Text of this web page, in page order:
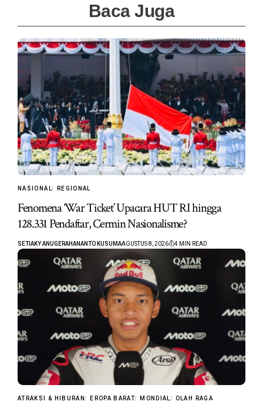
Baca Juga
NASIONAL REGIONAL
Fenomena ‘War Ticket’ Upacara HUT RI hingga
128.331 Pendaftar, Cermin Nasionalisme?
SETIAKY ANUGERAHANANTO KUSUMAAGUSTUS 8, 2026 4 MIN READ
ATRAKSI & HIBURAN EROPA BARAT MONDIAL OLAH RAGA